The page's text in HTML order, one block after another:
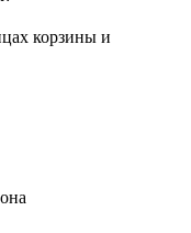
корзины и